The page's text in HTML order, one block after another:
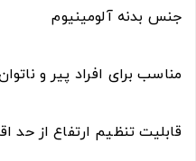
جنس بدنه آلومینیوم
مناسب برای افراد پیر و
قابلیت تنظیم ارتفاع از حد اقل 75 تا حد اکثر 95